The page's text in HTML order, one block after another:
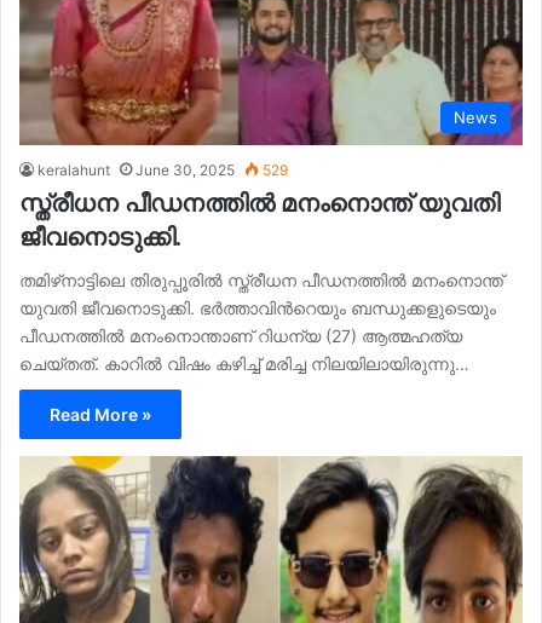
News
keralahunt June 30, 2025 529
സ്ത്രീധന പീഡനത്തില്‍ മനംനൊന്ത് യുവതി
ജീവനൊടുക്കി.
തമിഴ്‌നാട്ടിലെ തിരുപ്പൂരില്‍ സ്ത്രീധന പീഡനത്തില്‍ മനംനൊന്ത്
യുവതി ജീവനൊടുക്കി. ഭർത്താവിന്‍റെയും ബന്ധുക്കളുടെയും
പീഡനത്തില്‍ മനംനൊന്താണ് റിധന്യ (27) ആത്മഹത്യ
ചെയ്തത്. കാറില്‍ വിഷം കഴിച്ച്‌ മരിച്ച നിലയിലായിരുന്നു…
Read More »